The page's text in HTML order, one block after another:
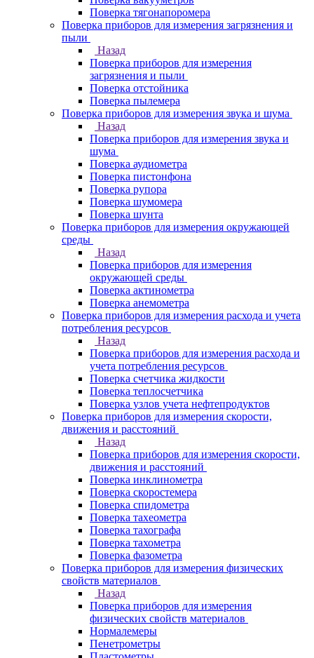
Поверка тягонапоромера
Поверка приборов для измерения загрязнения и
пыли
Назад
Поверка приборов для измерения
загрязнения и пыли
Поверка отстойника
Поверка пылемера
Поверка приборов для измерения звука и шума
Назад
Поверка приборов для измерения звука и
шума
Поверка аудиометра
Поверка пистонфона
Поверка рупора
Поверка шумомера
Поверка шунта
Поверка приборов для измерения окружающей
среды
Назад
Поверка приборов для измерения
окружающей среды
Поверка актинометра
Поверка анемометра
Поверка приборов для измерения расхода и учета
потребления ресурсов
Назад
Поверка приборов для измерения расхода и
учета потребления ресурсов
Поверка счетчика жидкости
Поверка теплосчетчика
Поверка узлов учета нефтепродуктов
Поверка приборов для измерения скорости,
движения и расстояний
Назад
Поверка приборов для измерения скорости,
движения и расстояний
Поверка инклинометра
Поверка скоростемера
Поверка спидометра
Поверка тахеометра
Поверка тахографа
Поверка тахометра
Поверка фазометра
Поверка приборов для измерения физических
свойств материалов
Назад
Поверка приборов для измерения
физических свойств материалов
Нормалемеры
Пенетрометры